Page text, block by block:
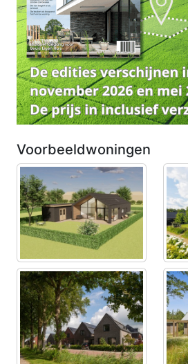
Voorbeeldwoningen